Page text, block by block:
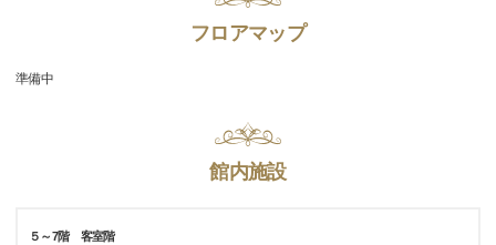
フロアマップ
準備中
館内施設
５～7階 客室階